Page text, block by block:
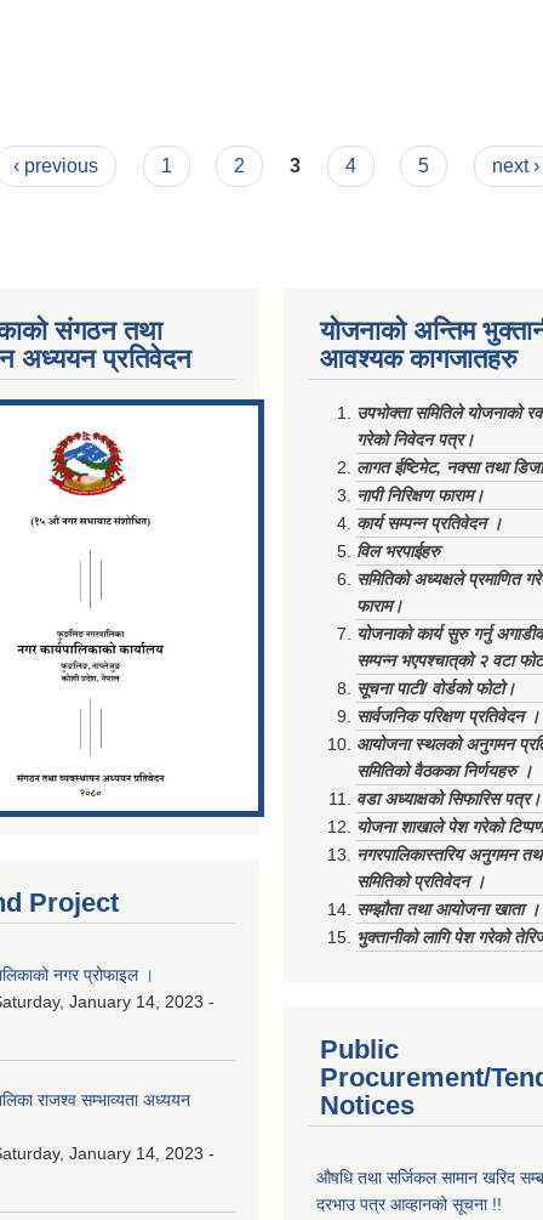
‹ previous
1 2 3 4 5 next ›
Al...
संगठन तथा
अध्ययन प्रतिवेदन
Project
नगर प्रोफाइल ।
January 14, 2023 -
राजश्व सम्भाव्यता अध्ययन
January 14, 2023 -
योजनाको अन्तिम
आवश्यक कागजातहरु
उपभोक्ता समितिले योजनाको
गरेको निवेदन पत्र।
लागत ईष्टिमेट, नक्सा तथा
नापी निरिक्षण फाराम।
कार्य सम्पन्न प्रतिवेदन ।
विल भरपाईहरु
समितिको अध्यक्षले प्रमाणित
फाराम।
योजनाको कार्य सुरु गर्नु
सम्पन्न भएपश्चात्‌को २ वटा
सूचना पाटी/ वोर्डको फोटो।
सार्वजनिक परिक्षण प्रतिवेदन ।
आयोजना स्थलको अनुगमन
समितिको वैठकका निर्णयहरु ।
वडा अध्याक्षको सिफारिस पत्र।
योजना शाखाले पेश गरेको
नगरपालिकास्तरिय अनुगमन
समितिको प्रतिवेदन ।
सम्झौता तथा आयोजना खाता ।
भुक्तानीको लागि पेश गरेको
Public
Procurement/
Notices
औषधि तथा सर्जिकल सामान खरिद
दरभाउ पत्र आव्हानको सूचना !!